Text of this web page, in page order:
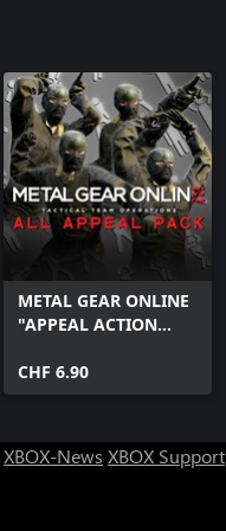
METAL GEAR ONLINE
"APPEAL ACTION
CHF 6.90
XBOX-News XBOX Support